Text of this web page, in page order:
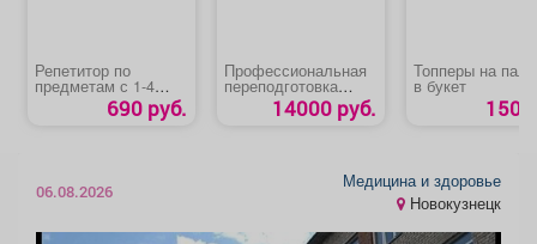
Репетитор по
предметам с 1-4
класс 690 руб.
Профессиональная
переподготовка
специалистов АТП
«Контролер14000 руб.
Топперы на
в букет
150
06.08.2026
Медицина и здоровье
Новокузнецк